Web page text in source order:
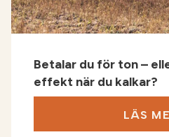
Betalar du för ton –
effekt när du kalkar?
LÄS